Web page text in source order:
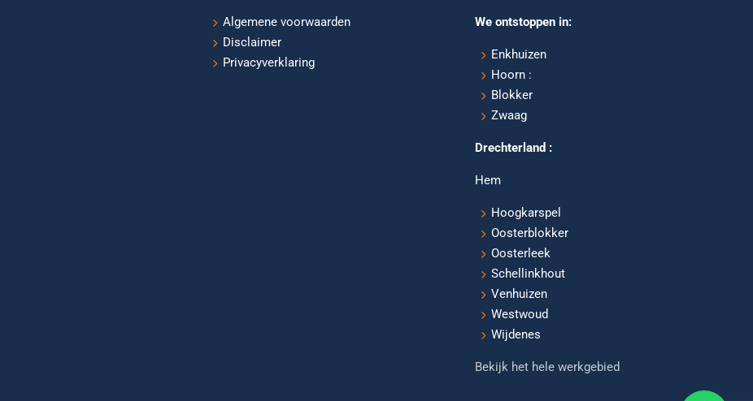
Algemene voorwaarden
Disclaimer
Privacyverklaring
We ontstoppen in:
Enkhuizen
Hoorn :
Blokker
Zwaag
Drechterland :
Hem
Hoogkarspel
Oosterblokker
Oosterleek
Schellinkhout
Venhuizen
Westwoud
Wijdenes
Bekijk het hele werkgebied